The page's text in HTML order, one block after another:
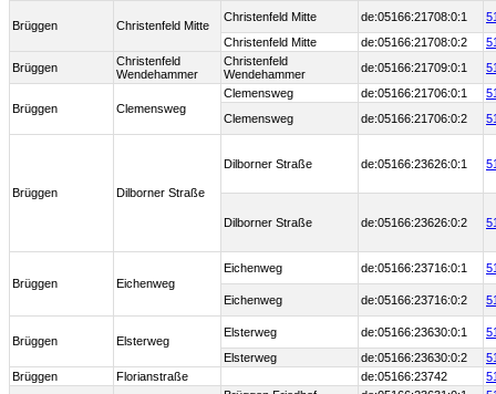
Brüggen Christenfeld Mitte
Christenfeld Mitte de:05166:21708:0:1
Christenfeld Mitte
de:05166:21708:0:2
Brüggen
Christenfeld
Wendehammer
Christenfeld
Wendehammer
de:05166:21709:0:1
Brüggen Clemensweg
Clemensweg de:05166:21706:0:1
Clemensweg
de:05166:21706:0:2
Brüggen Dilborner Straße
Dilborner Straße de:05166:23626:0:1
Dilborner Straße de:05166:23626:0:2
Brüggen Eichenweg
Eichenweg de:05166:23716:0:1
Eichenweg de:05166:23716:0:2
Brüggen Elsterweg
Elsterweg de:05166:23630:0:1
Elsterweg
de:05166:23630:0:2
Brüggen
Florianstraße de:05166:23742